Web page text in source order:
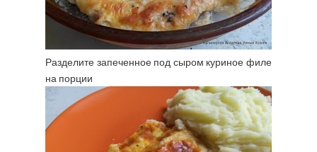
Разделите запеченное под сыром куриное филе
на порции